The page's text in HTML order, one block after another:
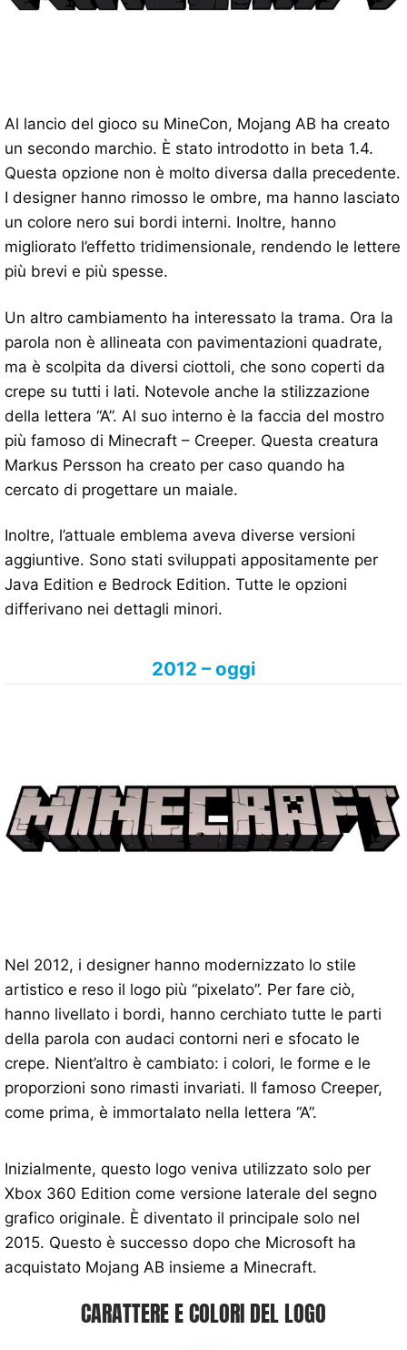
Al lancio del gioco su MineCon, Mojang AB ha creato
un secondo marchio. È stato introdotto in beta 1.4.
Questa opzione non è molto diversa dalla precedente.
I designer hanno rimosso le ombre, ma hanno lasciato
un colore nero sui bordi interni. Inoltre, hanno
migliorato l’effetto tridimensionale, rendendo le lettere
più brevi e più spesse.
Un altro cambiamento ha interessato la trama. Ora la
parola non è allineata con pavimentazioni quadrate,
ma è scolpita da diversi ciottoli, che sono coperti da
crepe su tutti i lati. Notevole anche la stilizzazione
della lettera “A”. Al suo interno è la faccia del mostro
più famoso di Minecraft – Creeper. Questa creatura
Markus Persson ha creato per caso quando ha
cercato di progettare un maiale.
Inoltre, l’attuale emblema aveva diverse versioni
aggiuntive. Sono stati sviluppati appositamente per
Java Edition e Bedrock Edition. Tutte le opzioni
differivano nei dettagli minori.
2012 – oggi
Nel 2012, i designer hanno modernizzato lo stile
artistico e reso il logo più “pixelato”. Per fare ciò,
hanno livellato i bordi, hanno cerchiato tutte le parti
della parola con audaci contorni neri e sfocato le
crepe. Nient’altro è cambiato: i colori, le forme e le
proporzioni sono rimasti invariati. Il famoso Creeper,
come prima, è immortalato nella lettera “A”.
Inizialmente, questo logo veniva utilizzato solo per
Xbox 360 Edition come versione laterale del segno
grafico originale. È diventato il principale solo nel
2015. Questo è successo dopo che Microsoft ha
acquistato Mojang AB insieme a Minecraft.
CARATTERE E COLORI DEL LOGO